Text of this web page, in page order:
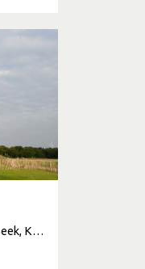
Zeddam, 's Heerenberg, Braamt, Beek, Kilder, Loerbeek, Didam, Stokkum, Elten